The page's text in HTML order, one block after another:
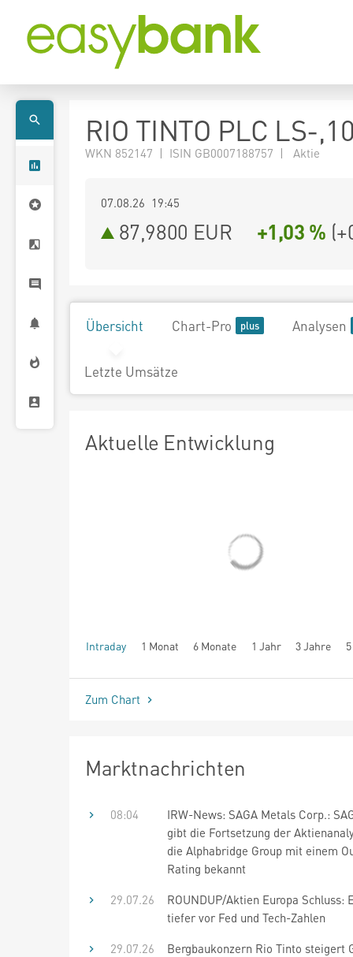
RIO TINTO PLC LS-
WKN 852147 | ISIN GB0007188757 | Aktie
07.08.26 19:45
87,9800 EUR +1,03 % (
Übersicht Chart-Pro Analysen
Letzte Umsätze
Aktuelle Entwicklung
Intraday 1 Monat 6 Monate 1 Jahr 3 Jahre
seit Beginn
Zum Chart
Marktnachrichten
08:04
IRW-News: SAGA Metals Corp.:
gibt die Fortsetzung der
die Alphabridge Group mit einem
Rating bekannt
29.07.26
ROUNDUP/Aktien Europa Schluss:
tiefer vor Fed und Tech-Zahlen
29.07.26
Bergbaukonzern Rio Tinto steigert